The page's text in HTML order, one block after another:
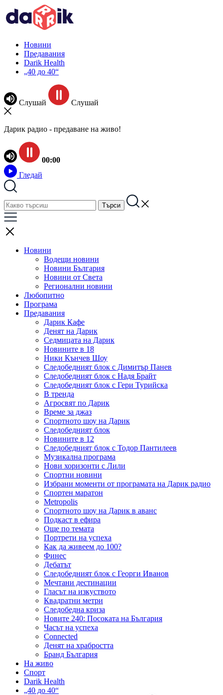
Новини
Предавания
Darik Health
„40 до 40“
Слушай Слушай
Дарик радио - предаване на живо!
00:00
Гледай
Новини
Водещи новини
Новини България
Новини от Света
Регионални новини
Любопитно
Програма
Предавания
Дарик Кафе
Денят на Дарик
Седмицата на Дарик
Новините в 18
Ники Кънчев Шоу
Следобедният блок с Димитър Панев
Следобедният блок с Надя Брайт
Следобедният блок с Гери Турийска
В тренда
Агросвят по Дарик
Време за джаз
Спортното шоу на Дарик
Следобедният блок
Новините в 12
Следобедният блок с Тодор Пантилеев
Музикална програма
Нови хоризонти с Лили
Спортни новини
Избрани моменти от програмата на Дарик радио
Спортен маратон
Metropolis
Спортното шоу на Дарик в аванс
Подкаст в ефира
Още по темата
Портрети на успеха
Как да живеем до 100?
Финес
Дебатът
Следобедният блок с Георги Иванов
Мечтани дестинации
Гласът на изкуството
Квадратни метри
Следобедна криза
Новите 240: Посоката на България
Часът на успеха
Connected
Денят на храбростта
Бранд България
На живо
Спорт
Darik Health
„40 до 40“